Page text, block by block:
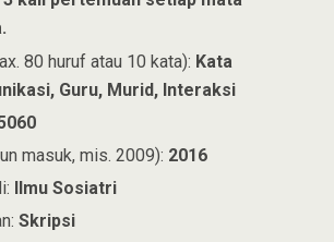
80 huruf atau 10 kata): Kata
Guru, Murid, Interaksi
masuk, mis. 2009): 2016
Ilmu Sosiatri
Skripsi